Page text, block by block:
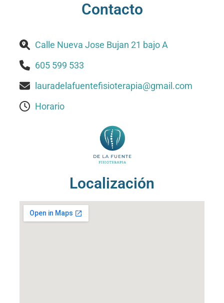
Contacto
Calle Nueva Jose Bujan 21 bajo A
605 599 533
lauradelafuentefisioterapia@gmail.com
Horario
Localización